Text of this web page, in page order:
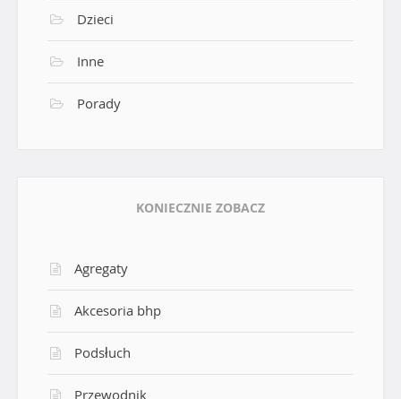
Dzieci
Inne
Porady
KONIECZNIE ZOBACZ
Agregaty
Akcesoria bhp
Podsłuch